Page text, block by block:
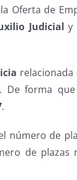
Oferta de
Judicial y
relacionada
De forma
.
número de
de plazas